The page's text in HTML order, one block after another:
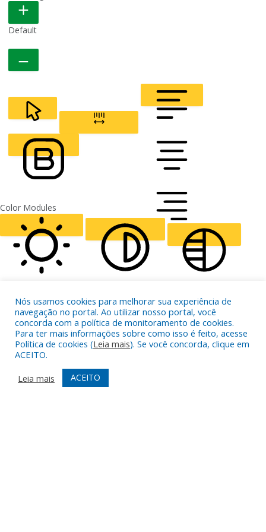
READABLE FONT
Default
CURSOR
ALIGN TEXT
FONT WEIGHT
Color Modules
LIGHT CONTRAST HIGH CONTRAST MONOCHROME
Nós usamos cookies para melhorar sua experiência de
navegação no portal. Ao utilizar nosso portal, você
concorda com a política de monitoramento de cookies.
Para ter mais informações sobre como isso é feito, acesse
Política de cookies (Leia mais). Se você concorda, clique em
ACEITO.
Leia mais
ACEITO